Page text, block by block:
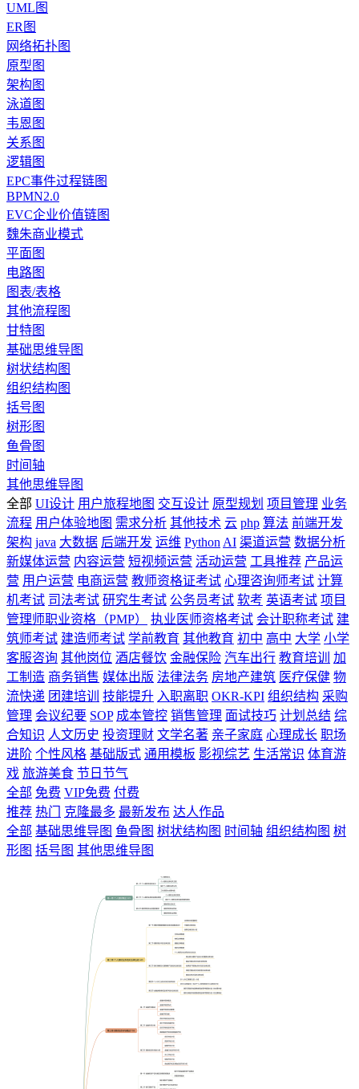
UML图
ER图
网络拓扑图
原型图
架构图
泳道图
韦恩图
关系图
逻辑图
EPC事件过程链图
BPMN2.0
EVC企业价值链图
魏朱商业模式
平面图
电路图
图表/表格
其他流程图
甘特图
基础思维导图
树状结构图
组织结构图
括号图
树形图
鱼骨图
时间轴
其他思维导图
全部 UI设计 用户旅程地图 交互设计 原型规划 项目管理 业务
流程 用户体验地图 需求分析 其他技术 云 php 算法 前端开发
架构 java 大数据 后端开发 运维 Python AI 渠道运营 数据分析
新媒体运营 内容运营 短视频运营 活动运营 工具推荐 产品运
营 用户运营 电商运营 教师资格证考试 心理咨询师考试 计算
机考试 司法考试 研究生考试 公务员考试 软考 英语考试 项目
管理师职业资格（PMP）
执业医师资格考试 会计职称考试 建
筑师考试 建造师考试 学前教育 其他教育 初中 高中 大学 小学
客服咨询 其他岗位 酒店餐饮 金融保险 汽车出行 教育培训
加
工制造 商务销售 媒体出版 法律法务 房地产建筑 医疗保健 物
流快递 团建培训 技能提升 入职离职 OKR-KPI 组织结构 采购
管理 会议纪要 SOP 成本管控 销售管理 面试技巧 计划总结 综
合知识 人文历史 投资理财 文学名著 亲子家庭 心理成长 职场
进阶 个性风格 基础版式 通用模板 影视综艺 生活常识 体育游
戏 旅游美食 节日节气
全部 免费 VIP免费 付费
推荐 热门 克隆最多 最新发布 达人作品
全部 基础思维导图 鱼骨图 树状结构图 时间轴 组织结构图 树
形图 括号图 其他思维导图